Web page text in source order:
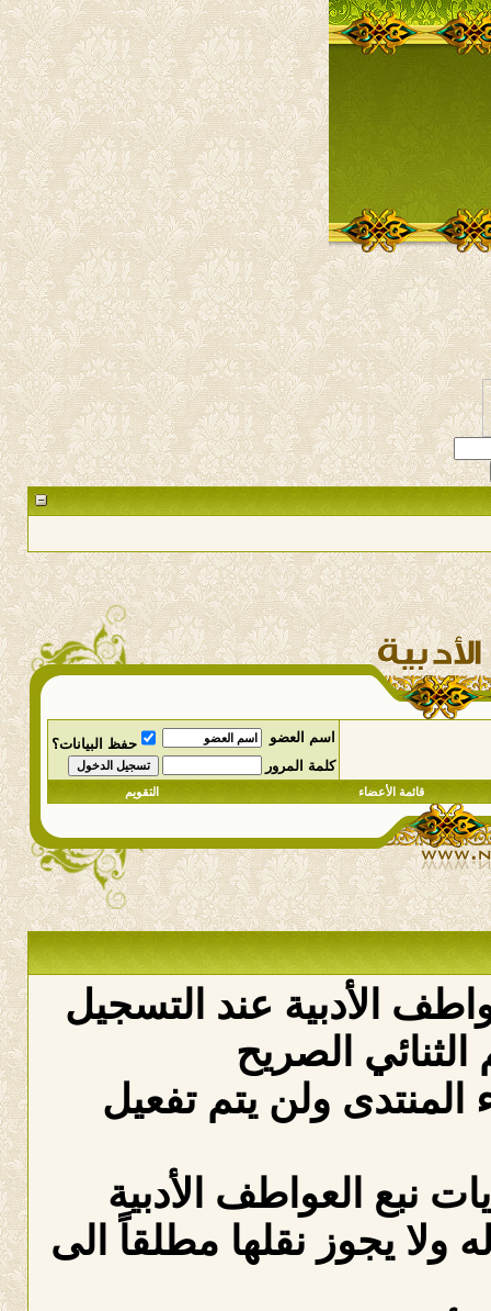
اسم العضو
حفظ البيانات؟
كلمة المرور
قائمة الأعضاء التقويم
الأدبية عند التسجيل
الصريح
ولن يتم تفعيل
نبع العواطف الأدبية
ولا يجوز نقلها مطلقاً الى